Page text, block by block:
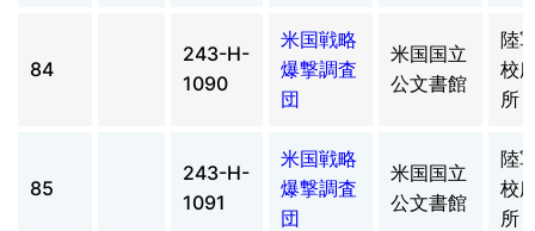
84
243-H-
1090
米国戦略
爆撃調査
団
米国国立
公文書館
陸
校
所
85
243-H-
1091
米国戦略
爆撃調査
団
米国国立
公文書館
陸
校
所